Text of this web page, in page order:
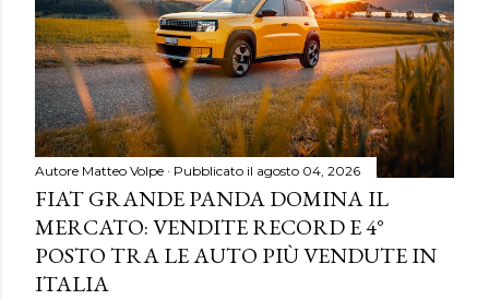
Autore Matteo Volpe Pubblicato il agosto 04, 2026
FIAT GRANDE PANDA DOMINA IL
MERCATO: VENDITE RECORD E 4°
POSTO TRA LE AUTO PIÙ VENDUTE IN
ITALIA